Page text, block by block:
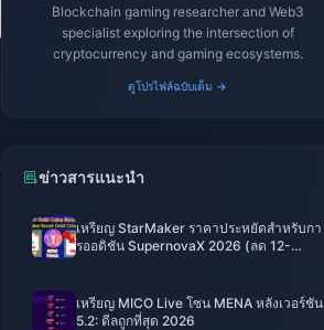
Blockchain gaming researcher and Web3
specialist exploring the intersection of
cryptocurrency and gaming ecosystems.
ดูโปรไฟล์ฉบับเต็ม →
ข่าวสารแนะนำ
เหรียญ StarMaker ราคาประหยัดสำหรับกา
รออดิชัน SupernovaX 2026 (ลด 12-
เหรียญ MICO Live โซน MENA หลังเวอร์ชัน
5.2: ดีลถูกที่สุด 2026